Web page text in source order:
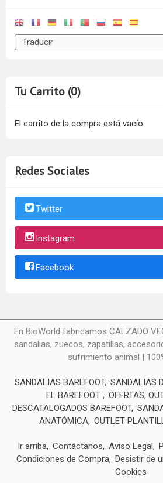
Tu Carrito (0)
El carrito de la compra está vacío
Redes Sociales
Twitter
Instagram
Facebook
En BioWorld fabricamos CALZADO
sandalias, zuecos, zapatillas,
sufrimiento animal |
SANDALIAS BAREFOOT SANDALIAS
EL BAREFOOT
OFERTAS,
DESCATALOGADOS BAREFOOT
ANATÓMICA OUTLET
Ir arriba Contáctanos Aviso Legal
Condiciones de Compra Desistir de
Cookies